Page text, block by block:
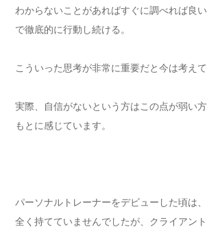
わからないことがあればすぐに調べれば良
で徹底的に行動し続ける。
こういった思考が非常に重要だと今は考えて
実際、自信がないという方はこの点が弱い
もとに感じています。
パーソナルトレーナーをデビューした頃は
全く持てていませんでしたが、クライアン